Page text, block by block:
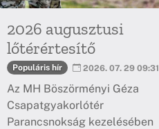
2026 augusztusi
lőtérértesítő
Populáris hír 2026. 07. 29 09:31
Az MH Böszörményi Géza
Csapatgyakorlótér
Parancsnokság kezelésében